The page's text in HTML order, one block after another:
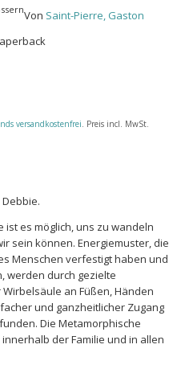
Von Saint-Pierre, Gaston
versandkostenfrei. Preis incl. MwSt.
es möglich, uns zu wandeln
sein können. Energiemuster, die
Menschen verfestigt haben und
werden durch gezielte
an Füßen, Händen
und ganzheitlicher Zugang
Die Metamorphische
der Familie und in allen